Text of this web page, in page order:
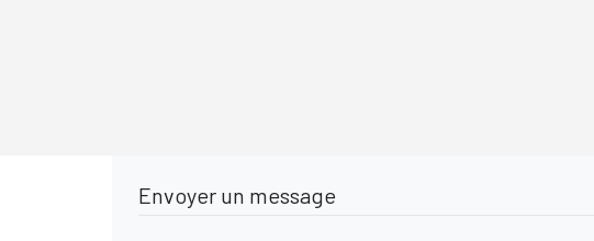
Envoyer un message